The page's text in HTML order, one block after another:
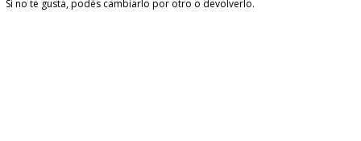
Si no te gusta, podés cambiarlo por otro o devolverlo.